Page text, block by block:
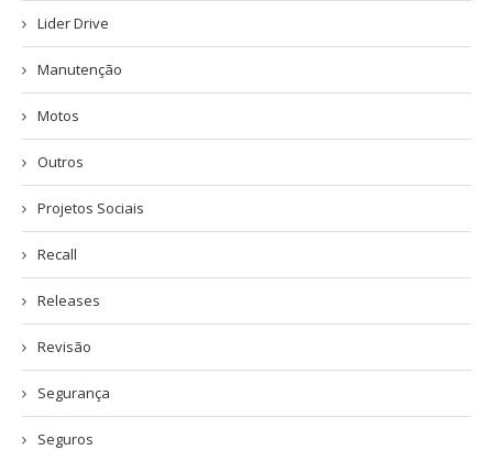
Lider Drive
Manutenção
Motos
Outros
Projetos Sociais
Recall
Releases
Revisão
Segurança
Seguros